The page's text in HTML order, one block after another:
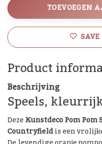
TOEVOEGEN
Product
Beschrijving
Speels,
DezeKunstdeco Pom Pom
Countryfieldis een